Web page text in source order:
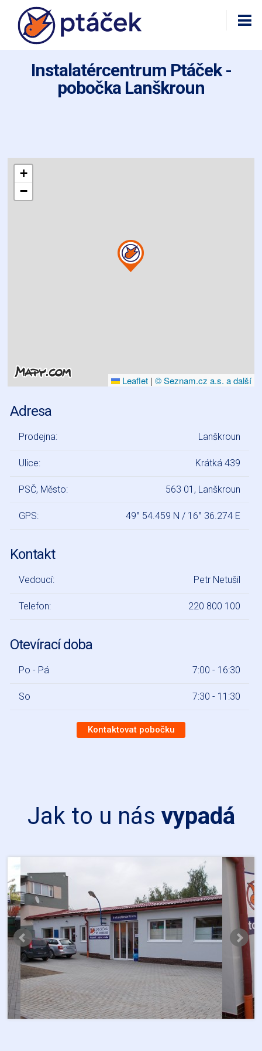
Instalatércentrum Ptáček -
pobočka Lanškroun
+
−
Leaflet | © Seznam.cz a.s. a další
Adresa
Prodejna: Lanškroun
Ulice: Krátká 439
PSČ, Město: 563 01, Lanškroun
GPS: 49° 54.459 N / 16° 36.274 E
Kontakt
Vedoucí: Petr Netušil
Telefon: 220 800 100
Otevírací doba
Po - Pá 7:00 - 16:30
So 7:30 - 11:30
Kontaktovat pobočku
Jak to u nás vypadá